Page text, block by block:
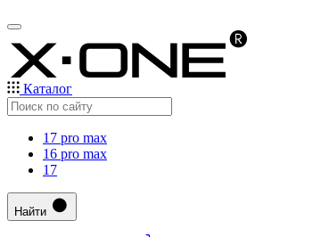
Каталог
17 pro max
16 pro max
17
Найти